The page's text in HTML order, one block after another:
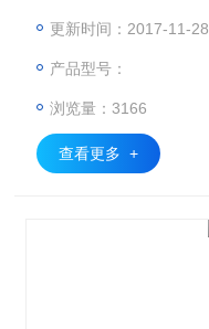
更新时间：2017-11-28
产品型号：
浏览量：3166
查看更多 +